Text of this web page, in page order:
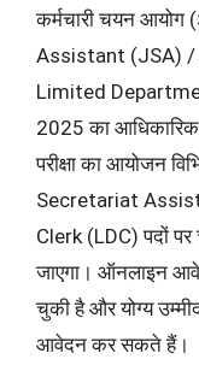
कर्मचारी चयन
Assistant (JSA) /
Limited
2025 का आधिकारिक
परीक्षा का आयोजन
Secretariat
Clerk (LDC) पदों
जाएगा। ऑनलाइन
चुकी है और योग्य
आवेदन कर सकते हैं।